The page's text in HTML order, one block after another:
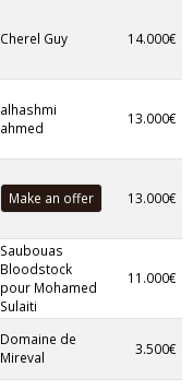
Cherel Guy 14.000€
alhashmi
ahmed
13.000€
13.000€
Saubouas
Bloodstock
pour Mohamed
Sulaiti
11.000€
Domaine de
Mireval
3.500€